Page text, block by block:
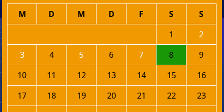
M D M D F S
S
1
2
3
4 5 6 7 8
9
10
11 12 13 14 15
16
17
18 19 20 21 22
23